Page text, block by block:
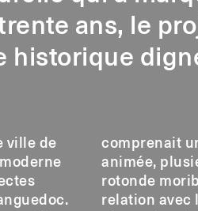
ans, le
historique
ville de
comprenait
animée,
rotonde
relation avec